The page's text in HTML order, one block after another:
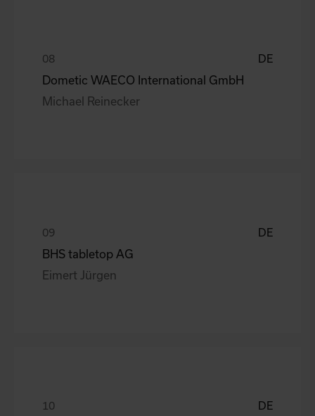
DE
Dometic WAECO International GmbH
Michael Reinecker
DE
BHS tabletop AG
Eimert Jürgen
DE